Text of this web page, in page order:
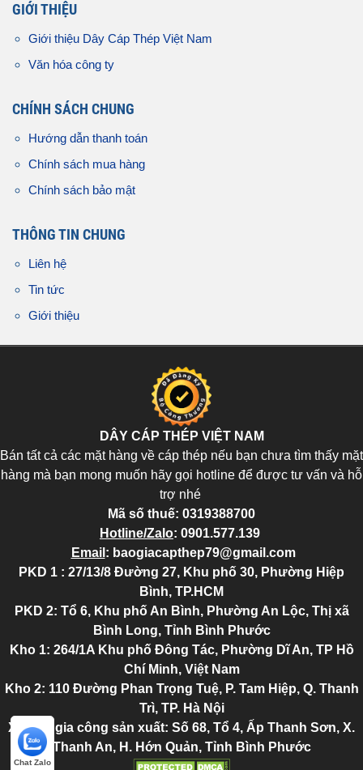
GIỚI THIỆU
Giới thiệu Dây Cáp Thép Việt Nam
Văn hóa công ty
CHÍNH SÁCH CHUNG
Hướng dẫn thanh toán
Chính sách mua hàng
Chính sách bảo mật
THÔNG TIN CHUNG
Liên hệ
Tin tức
Giới thiệu
DÂY CÁP THÉP VIỆT NAM
Bán tất cả các mặt hàng về cáp thép nếu bạn chưa tìm thấy mặt
hàng mà bạn mong muốn hãy gọi hotline để được tư vấn và hỗ
trợ nhé
Mã số thuế: 0319388700
Hotline/Zalo: 0901.577.139
Email : baogiacapthep79@gmail.com
PKD 1 : 27/13/8 Đường 27, Khu phố 30, Phường Hiệp
Bình, TP.HCM
PKD 2: Tổ 6, Khu phố An Bình, Phường An Lộc, Thị xã
Bình Long, Tỉnh Bình Phước
Kho 1: 264/1A Khu phố Đông Tác, Phường Dĩ An, TP Hồ
Chí Minh, Việt Nam
Kho 2: 110 Đường Phan Trọng Tuệ, P. Tam Hiệp, Q. Thanh
Trì, TP. Hà Nội
Xưởng gia công sản xuất: Số 68, Tổ 4, Ấp Thanh Sơn, X.
Thanh An, H. Hớn Quản, Tỉnh Bình Phước
Chat Zalo